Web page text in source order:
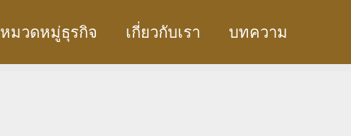
หมวดหมู่ธุรกิจ เกี่ยวกับเรา บทความ